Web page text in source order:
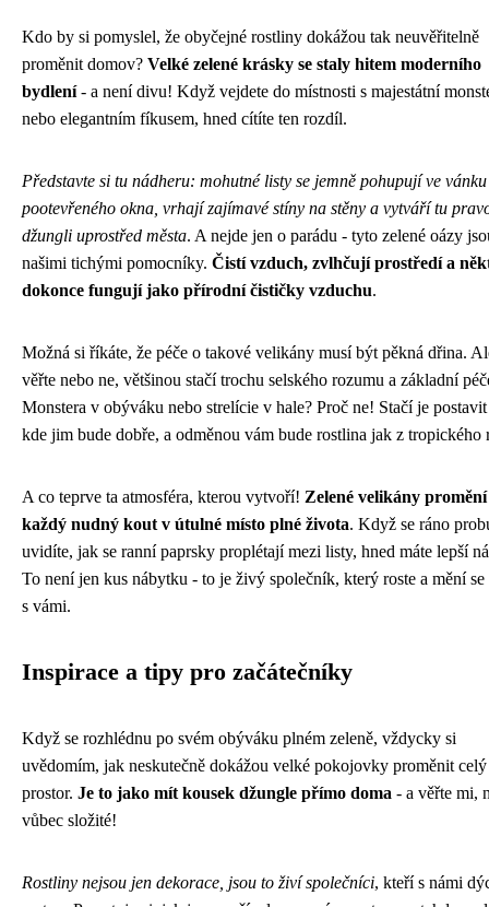
Kdo by si pomyslel, že obyčejné rostliny dokážou tak neuvěřitelně
proměnit domov? Velké zelené krásky se staly hitem moderního
bydlení- a není divu! Když vejdete do místnosti s majestátní
nebo elegantním fíkusem, hned cítíte ten rozdíl.
Představte si tu nádheru: mohutné listy se jemně pohupují ve vánku
pootevřeného okna, vrhají zajímavé stíny na stěny a vytváří tu
džungli uprostřed města. A nejde jen o parádu - tyto zelené oázy
našimi tichými pomocníky. Čistí vzduch, zvlhčují prostředí a
dokonce fungují jako přírodní čističky vzduchu.
Možná si říkáte, že péče o takové velikány musí být pěkná dřina.
věřte nebo ne, většinou stačí trochu selského rozumu a základní
Monstera v obýváku nebo strelície v hale? Proč ne! Stačí je
kde jim bude dobře, a odměnou vám bude rostlina jak z tropického
A co teprve ta atmosféra, kterou vytvoří! Zelené velikány promění
každý nudný kout v útulné místo plné života. Když se ráno
uvidíte, jak se ranní paprsky proplétají mezi listy, hned máte lepší
To není jen kus nábytku - to je živý společník, který roste a mění se
s vámi.
Inspirace a tipy pro začátečníky
Když se rozhlédnu po svém obýváku plném zeleně, vždycky si
uvědomím, jak neskutečně dokážou velké pokojovky proměnit celý
prostor. Je to jako mít kousek džungle přímo doma - a věřte mi,
vůbec složité!
Rostliny nejsou jen dekorace, jsou to živí společníci, kteří s námi